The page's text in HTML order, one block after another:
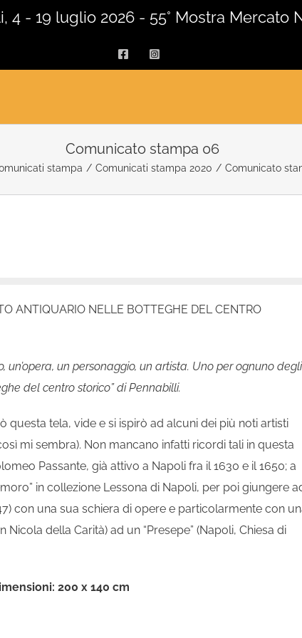
4 - 19 luglio 2026 - 55° Mostra Mercato
FacebookInstagram
Comunicato stampa 06
stampa / Comunicati stampa 2020 / Comunicato
ANTIQUARIO NELLE BOTTEGHE DEL CENTRO
un personaggio, un artista. Uno per ognuno degli
del centro storico” di Pennabilli.
questa tela, vide e si ispirò ad alcuni dei più noti artisti
mi sembra). Non mancano infatti ricordi tali in questa
Passante, già attivo a Napoli fra il 1630 e il 1650; a
in collezione Lessona di Napoli, per poi giungere
con una sua schiera di opere e particolarmente con
Nicola della Carità) ad un “Presepe” (Napoli, Chiesa di
200 x 140 cm